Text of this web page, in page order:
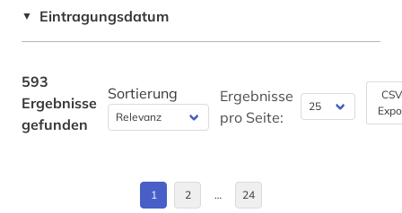
autor (9)
baden (1)
baden-württemberg (3)
balkanromanistik (1)
Byzantinisches Reich (1)
Daenemark (8)
Deutschland (DDR) (14)
▼ Eintragungsdatum
593
Ergebnisse
gefunden
Sortierung
Ergebnisse
pro Seite:
1 2 … 24